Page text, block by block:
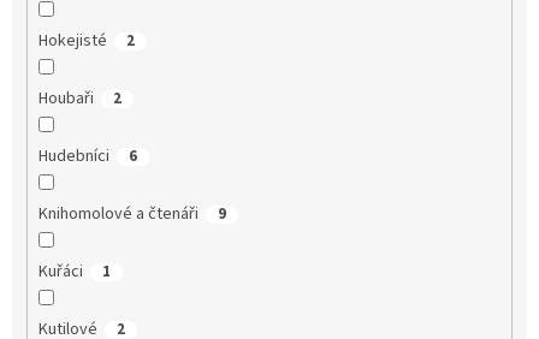
Hokejisté 2
Houbaři 2
Hudebníci 6
Knihomolové a čtenáři 9
Kuřáci 1
Kutilové 2